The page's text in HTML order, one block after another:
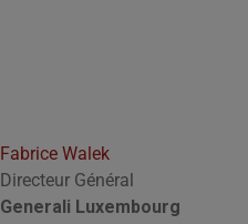
Fabrice Walek
Directeur Général
Generali Luxembourg